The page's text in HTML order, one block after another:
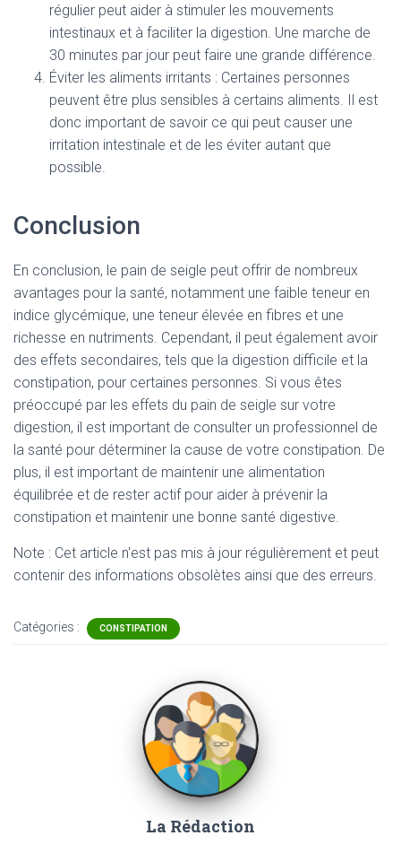
régulier peut aider à stimuler les mouvements
intestinaux et à faciliter la digestion. Une marche de
30 minutes par jour peut faire une grande différence.
Éviter les aliments irritants : Certaines personnes
peuvent être plus sensibles à certains aliments. Il est
donc important de savoir ce qui peut causer une
irritation intestinale et de les éviter autant que
possible.
Conclusion
En conclusion, le pain de seigle peut offrir de nombreux
avantages pour la santé, notamment une faible teneur en
indice glycémique, une teneur élevée en fibres et une
richesse en nutriments. Cependant, il peut également avoir
des effets secondaires, tels que la digestion difficile et la
constipation, pour certaines personnes. Si vous êtes
préoccupé par les effets du pain de seigle sur votre
digestion, il est important de consulter un professionnel de
la santé pour déterminer la cause de votre constipation. De
plus, il est important de maintenir une alimentation
équilibrée et de rester actif pour aider à prévenir la
constipation et maintenir une bonne santé digestive.
Note : Cet article n'est pas mis à jour régulièrement et peut
contenir des informations obsolètes ainsi que des erreurs.
Catégories : CONSTIPATION
La Rédaction